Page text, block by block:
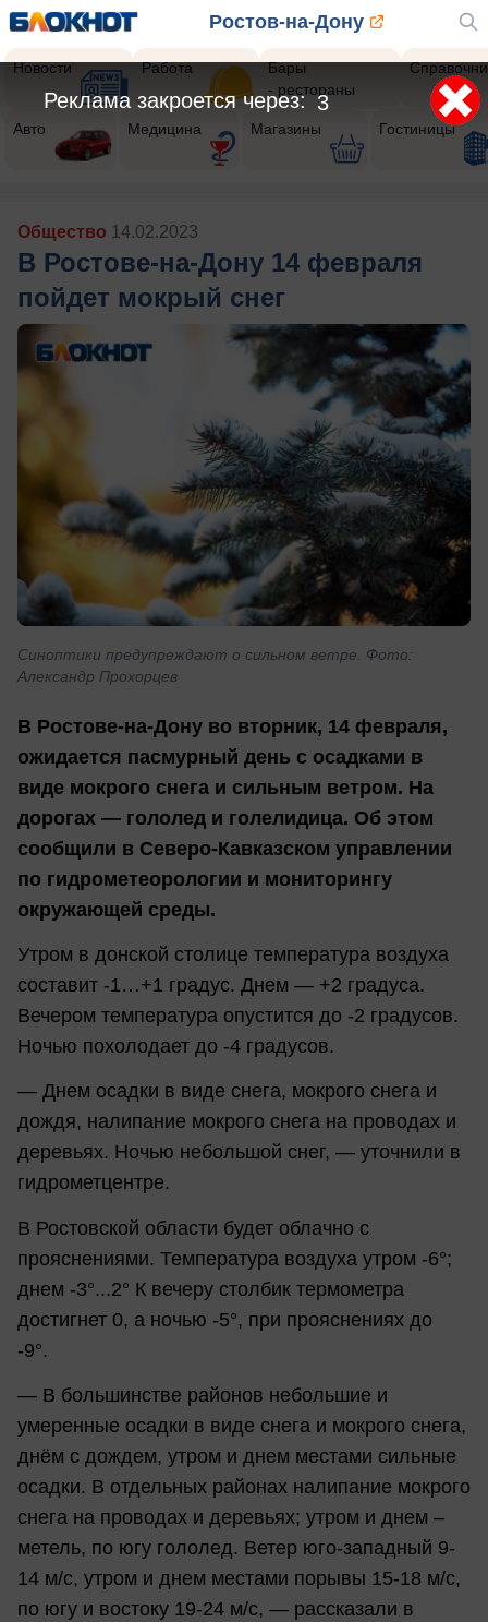
Ростов-на-Дону
Новости Работа
Бары
- рестораны
Авто Медицина Магазины Гостиницы
Общество 14.02.2023
В Ростове-на-Дону 14 февраля
пойдет мокрый снег
Синоптики предупреждают о сильном ветре. Фото:
Александр Прохорцев
В Ростове-на-Дону во вторник, 14 февраля,
ожидается пасмурный день с осадками в
виде мокрого снега и сильным ветром. На
дорогах — гололед и голелидица. Об этом
сообщили в Северо-Кавказском управлении
по гидрометеорологии и мониторингу
окружающей среды.
Утром в донской столице температура воздуха
составит -1…+1 градус. Днем — +2 градуса.
Вечером температура опустится до -2 градусов.
Ночью похолодает до -4 градусов.
— Днем осадки в виде снега, мокрого снега и
дождя, налипание мокрого снега на проводах и
деревьях. Ночью небольшой снег, — уточнили в
гидрометцентре.
В Ростовской области будет облачно с
прояснениями. Температура воздуха утром -6°;
днем -3°...2° К вечеру столбик термометра
достигнет 0, а ночью -5°, при прояснениях до
-9°.
— В большинстве районов небольшие и
умеренные осадки в виде снега и мокрого снега,
днём с дождем, утром и днем местами сильные
осадки. В отдельных районах налипание мокрого
снега на проводах и деревьях; утром и днем –
метель, по югу гололед. Ветер юго-западный 9-
14 м/с, утром и днем местами порывы 15-18 м/с,
по югу и востоку 19-24 м/с, — рассказали в
1
Реклама закроется через: